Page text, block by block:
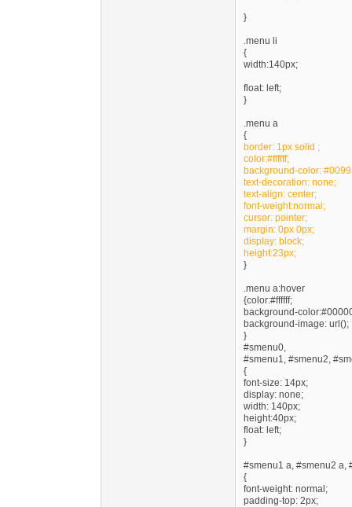
}
.menu li
{
width:140px;
float: left;
}
.menu a
{
border: 1px solid ;
color:#ffffff;
background-color:
text-decoration: none;
text-align: center;
font-weight:normal;
cursor: pointer;
margin: 0px 0px;
display: block;
height:23px;
}
.menu a:hover
{color:#ffffff;
background-
background-image: url();
}
#smenu0,
#smenu1, #smenu2,
{
font-size: 14px;
display: none;
width: 140px;
height:40px;
float: left;
}
#smenu1 a, #smenu2 a,
{
font-weight: normal;
padding-top: 2px;